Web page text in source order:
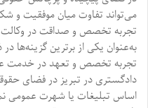
می‌تواند تفاوت میان موفقیت
تجربه تخصص و صداقت در وکالت
به‌عنوان یکی از برترین گزینه‌ها
تجربه تخصص و تعهد در خدمت
دادگستری در تبریز در فضای
اساس تبلیغات یا شهرت عمومی